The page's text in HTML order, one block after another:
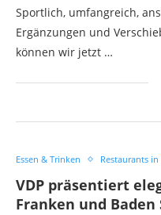
Sportlich, umfangreich,
Ergänzungen und
können wir jetzt …
Essen & Trinken Restaurants
VDP präsentiert
Franken und Baden